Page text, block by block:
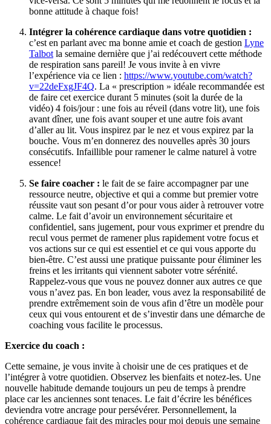
bonne attitude à chaque fois!
Intégrer la cohérence cardiaque dans votre quotidien :
c’est en parlant avec ma bonne amie et coach de gestion Lyne
Talbotla semaine dernière que j’ai redécouvert cette méthode
de respiration sans pareil! Je vous invite à en vivre
l’expérience via ce lien : https://www.youtube.com/watch?
v=22deFxgJF4Q. La « prescription » idéale recommandée est
de faire cet exercice durant 5 minutes (soit la durée de la
vidéo) 4 fois/jour : une fois au réveil (dans votre lit), une fois
avant dîner, une fois avant souper et une autre fois avant
d’aller au lit. Vous inspirez par le nez et vous expirez par la
bouche. Vous m’en donnerez des nouvelles après 30 jours
consécutifs. Infaillible pour ramener le calme naturel à votre
essence!
Se faire coacher : le fait de se faire accompagner par une
ressource neutre, objective et qui a comme but premier votre
réussite vaut son pesant d’or pour vous aider à retrouver votre
calme. Le fait d’avoir un environnement sécuritaire et
confidentiel, sans jugement, pour vous exprimer et prendre du
recul vous permet de ramener plus rapidement votre focus et
vos actions sur ce qui est essentiel et ce qui vous apporte du
bien-être. C’est aussi une pratique puissante pour éliminer les
freins et les irritants qui viennent saboter votre sérénité.
Rappelez-vous que vous ne pouvez donner aux autres ce que
vous n’avez pas. En bon leader, vous avez la responsabilité de
prendre extrêmement soin de vous afin d’être un modèle pour
ceux qui vous entourent et de s’investir dans une démarche de
coaching vous facilite le processus.
Exercice du coach :
Cette semaine, je vous invite à choisir une de ces pratiques et de
l’intégrer à votre quotidien. Observez les bienfaits et notez-les. Une
nouvelle habitude demande toujours un peu de temps à prendre
place car les anciennes sont tenaces. Le fait d’écrire les bénéfices
deviendra votre ancrage pour persévérer. Personnellement, la
cohérence cardiaque fait des miracles pour moi depuis une semaine